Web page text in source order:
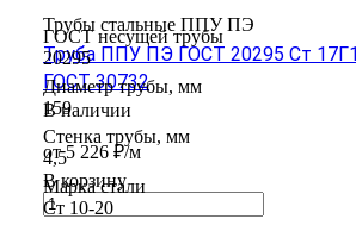
ГОСТ несущей трубы
20295
Диаметр трубы, мм
159
Стенка трубы, мм
4,5
Марка стали
Ст 10-20
Трубы стальные ППУ ПЭ
Труба ППУ ПЭ ГОСТ 20295 Ст
ГОСТ 30732
В наличии
от 5 226 ₽/м
В корзину